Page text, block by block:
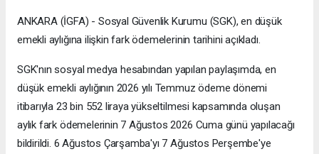
ANKARA (İGFA) - Sosyal Güvenlik Kurumu (SGK), en düşük
emekli aylığına ilişkin fark ödemelerinin tarihini açıkladı.
SGK'nın sosyal medya hesabından yapılan paylaşımda, en
düşük emekli aylığının 2026 yılı Temmuz ödeme dönemi
itibarıyla 23 bin 552 liraya yükseltilmesi kapsamında oluşan
aylık fark ödemelerinin 7 Ağustos 2026 Cuma günü yapılacağı
bildirildi. 6 Ağustos Çarşamba'yı 7 Ağustos Perşembe'ye